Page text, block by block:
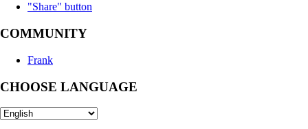
"Share" button
COMMUNITY
Frank
CHOOSE LANGUAGE